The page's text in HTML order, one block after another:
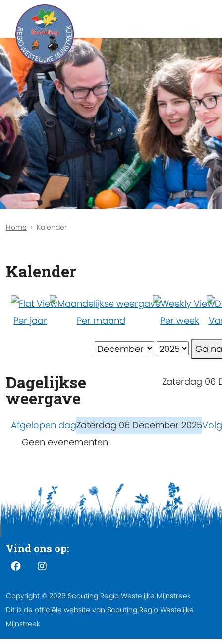
Home Kalender
Kalender
Per jaar Per maand Per week
Ga
Dagelijkse
weergave
Zaterdag 06
Afgelopen dagZaterdag 06 December 2025
Geen evenementen
Vind ons op:
Copyright © 2026 Scouting Regio Westelijke Mijnstreek
Dit is de officiële website van Scouting Regio Westelijke
Mijnstreek